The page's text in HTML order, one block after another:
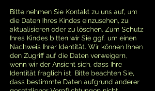
Bitte nehmen Sie Kontakt zu uns auf, um
die Daten Ihres Kindes einzusehen, zu
aktualisieren oder zu löschen. Zum Schutz
Ihres Kindes bitten wir Sie ggf. um einen
Nachweis Ihrer Identität. Wir können Ihnen
den Zugriff auf die Daten verweigern,
wenn wir der Ansicht sich, dass Ihre
Identität fraglich ist. Bitte beachten Sie,
dass bestimmte Daten aufgrund anderer